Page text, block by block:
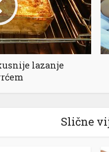
lazanje
Slične